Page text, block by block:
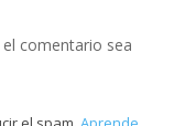
comentario sea